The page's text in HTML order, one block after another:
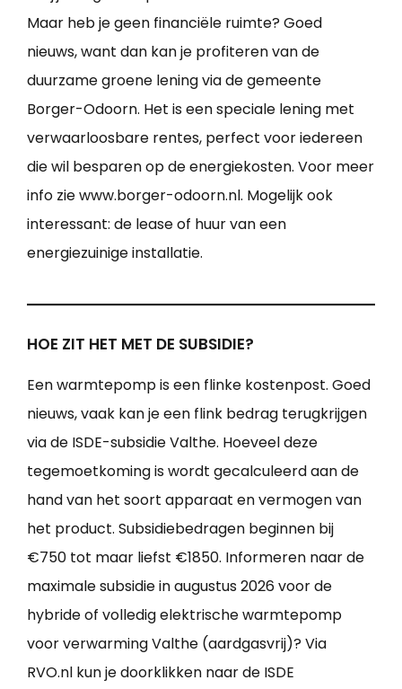
Maar heb je geen financiële ruimte? Goed
nieuws, want dan kan je profiteren van de
duurzame groene lening via de gemeente
Borger-Odoorn. Het is een speciale lening met
verwaarloosbare rentes, perfect voor iedereen
die wil besparen op de energiekosten. Voor meer
info zie www.borger-odoorn.nl. Mogelijk ook
interessant: de lease of huur van een
energiezuinige installatie.
HOE ZIT HET MET DE SUBSIDIE?
Een warmtepomp is een flinke kostenpost. Goed
nieuws, vaak kan je een flink bedrag terugkrijgen
via de ISDE-subsidie Valthe. Hoeveel deze
tegemoetkoming is wordt gecalculeerd aan de
hand van het soort apparaat en vermogen van
het product. Subsidiebedragen beginnen bij
€750 tot maar liefst €1850. Informeren naar de
maximale subsidie in augustus 2026 voor de
hybride of volledig elektrische warmtepomp
voor verwarming Valthe (aardgasvrij)? Via
RVO.nl kun je doorklikken naar de ISDE